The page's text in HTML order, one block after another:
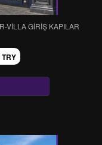
VİLLA GİRİŞ KAPILAR
TRY